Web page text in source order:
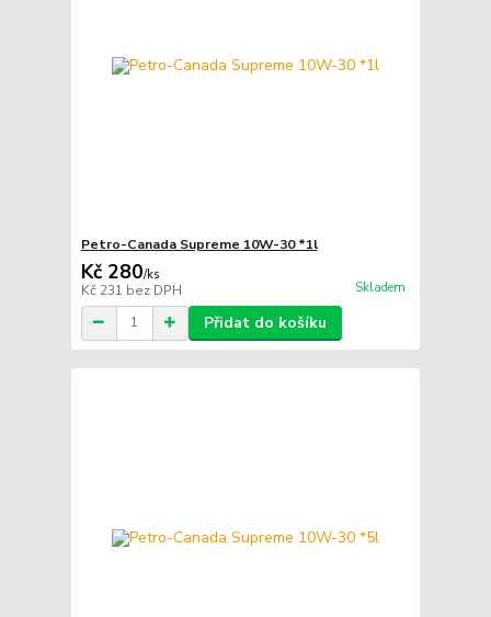
Petro-Canada Supreme 10W-30 *1l
Kč 280/ks
Kč 231 bez DPH Skladem
Přidat do košíku